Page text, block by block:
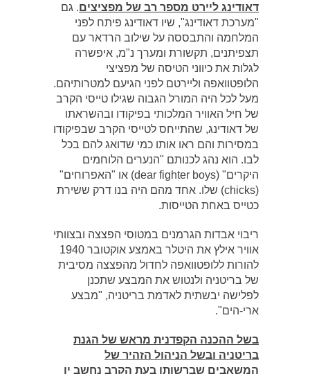
דאודינג ליירט מספר רב של מפציצים. גם
"מערכת דאודינג", שיו דאודינג פיתח לפני
המלחמה והתבססה על שילוב הרדאר עם
תצפיתנים, תקשורת ומערך נ"מ, איפשרה
לגלות את כיווני הטיסה של מפציצי
הלופטוואפה וליירטם לפני הגיעם למטרותיהם.
מעל לכל היה המורל הגבוה שגילו טייסי הקרב
של חיל האוויר המלכותי בפיקודו ובהשראתו
של דאודינג, שהתייחס לטייסי הקרב שבפיקודו
במסירות והם ראו אותו כמי שדואג להם בכל
לבו. הוא נהג לכנותם "הנערים הלוחמים
היקרים" (dear fighter boys) או "האפרוחים"
(chicks) שלו. אחד מהם היה בנו דרק ששירת
כטייס באחת הטייסות.
ריבוי אבדות הגרמנים במטוסי הפצצה ובצוותי
אוויר אילץ את היטלר באמצע אוקטובר 1940
להורות ללופטוואפה לחדול מהפצצה מסיבית
של בריטניה ולנטוש את המבצע שתכנן
לפלישה יבשתית לאדמת בריטניה, "מבצע
ארי-הים".
בשל ההכנה הקפדנית מראש של הגנת
בריטניה ובשל הניהול הזהיר של
המשאבים שברשותו בעת הקרב נחשב יו